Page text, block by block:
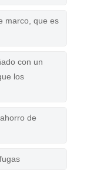
marco, que es
con un
los
de